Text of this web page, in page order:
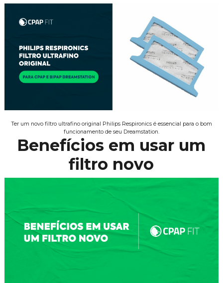
Ter um novo filtro ultrafino original Philips Respironics é essencial para o bom
funcionamento de seu Dreamstation.
Benefícios em usar um
filtro novo